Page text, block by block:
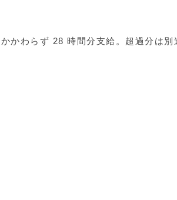
かわらず 28 時間分支給。超過分は別